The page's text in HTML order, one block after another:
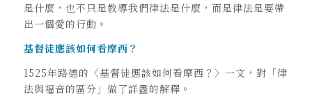
是什麼，也不只是教導我們律法是什麼，而是律法是要帶
出一個愛的行動。
基督徒應該如何看摩西？
1525年路德的〈基督徒應該如何看摩西？〉一文，對「律
法與福音的區分」做了詳盡的解釋。